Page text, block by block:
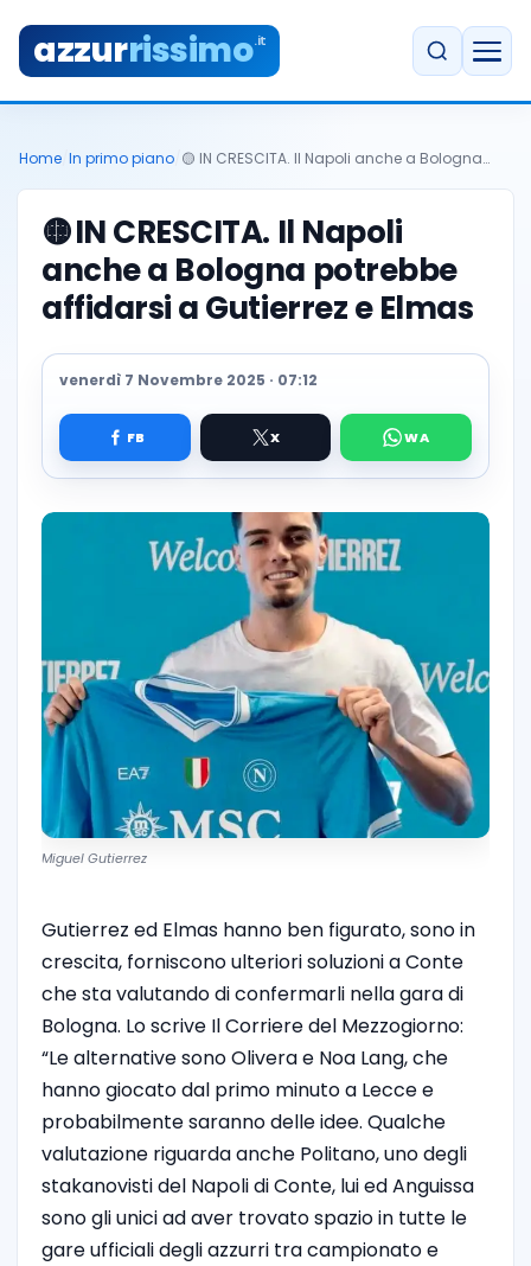
azzurrissimo.it
Home In primo piano 🟡 IN CRESCITA. Il Napoli anche a Bologna…
🟡IN CRESCITA. Il Napoli
anche a Bologna potrebbe
affidarsi a Gutierrez e Elmas
venerdì 7 Novembre 2025 · 07:12
Miguel Gutierrez
Gutierrez ed Elmas hanno ben figurato, sono in
crescita, forniscono ulteriori soluzioni a Conte
che sta valutando di confermarli nella gara di
Bologna. Lo scrive Il Corriere del Mezzogiorno:
“Le alternative sono Olivera e Noa Lang, che
hanno giocato dal primo minuto a Lecce e
probabilmente saranno delle idee. Qualche
valutazione riguarda anche Politano, uno degli
stakanovisti del Napoli di Conte, lui ed Anguissa
sono gli unici ad aver trovato spazio in tutte le
gare ufficiali degli azzurri tra campionato e